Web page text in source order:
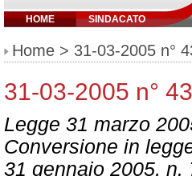
HOME SINDACATO
Inserisci
Home > 31-03-2005 n°
31-03-2005 n°
Legge 31 marzo
Conversione in
31 gennaio 2005, n.